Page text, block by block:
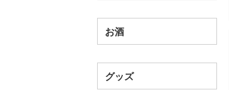
お酒
グッズ